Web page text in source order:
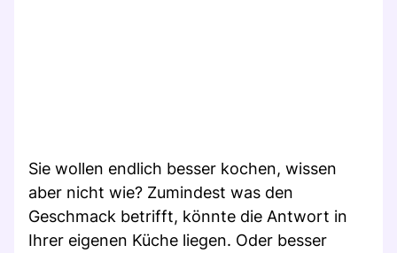
Sie wollen endlich besser kochen, wissen
aber nicht wie? Zumindest was den
Geschmack betrifft, könnte die Antwort in
Ihrer eigenen Küche liegen. Oder besser